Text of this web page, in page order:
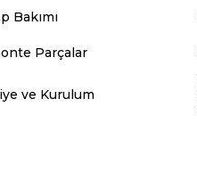
Bakımı
Parçalar
ve Kurulum